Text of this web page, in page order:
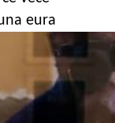
eura